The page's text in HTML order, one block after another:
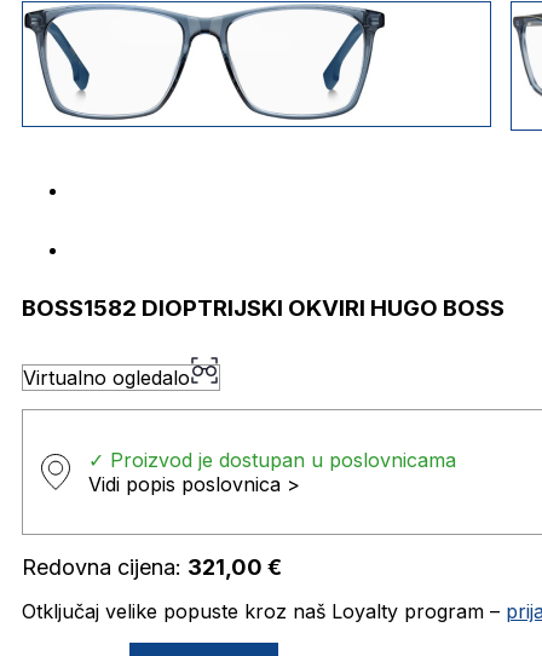
BOSS1582 DIOPTRIJSKI OKVIRI HUGO BOSS
Virtualno ogledalo
✓ Proizvod je dostupan u poslovnicama
Vidi popis poslovnica >
Redovna cijena: 321,00 €
Otključaj velike popuste kroz naš Loyalty program –